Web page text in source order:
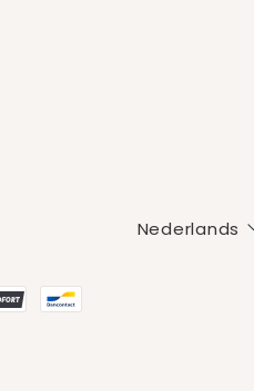
TAAL
Nederlands